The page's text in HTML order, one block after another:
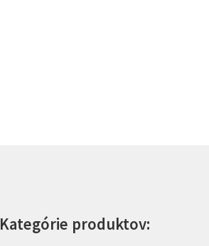
Kategórie produktov: